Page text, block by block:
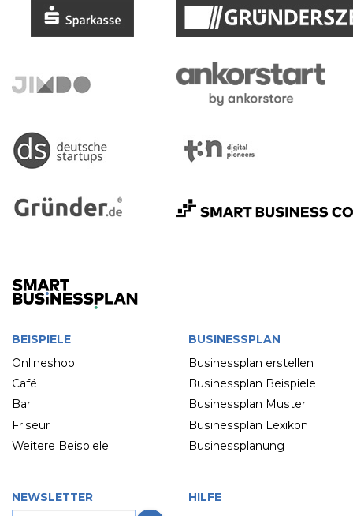
BEISPIELE
Onlineshop
Café
Bar
Friseur
Weitere Beispiele
BUSINESSPLAN
Businessplan erstellen
Businessplan Beispiele
Businessplan Muster
Businessplan Lexikon
Businessplanung
NEWSLETTER
HILFE